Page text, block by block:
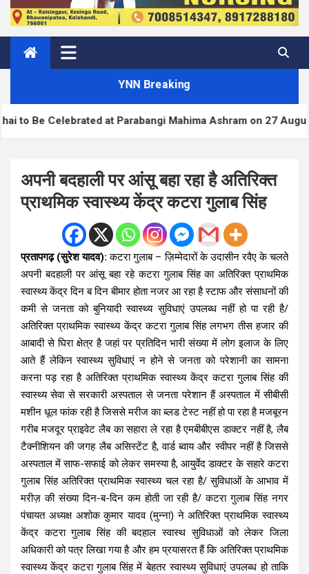
YNN Breaking
at Parabangi Mahima Ashram on 27 August
अपनी बदहाली पर आंसू बहा रहा है अतिरिक्त
प्राथमिक स्वास्थ्य केंद्र कटरा गुलाब सिंह
प्रतापगढ़ (सुरेश यादव): कटरा गुलाब – ज़िम्मेदारों के उदासीन रवैए के चलते
अपनी बदहाली पर आंसू बहा रहे कटरा गुलाब सिंह का अतिरिक्त प्राथमिक
स्वास्थ्य केंद्र दिन ब दिन बीमार होता नजर आ रहा है स्टाफ और संसाधनों की
कमी से जनता को बुनियादी स्वास्थ्य सुविधाएं उपलब्ध नहीं हो पा रही है/
अतिरिक्त प्राथमिक स्वास्थ्य केंद्र कटरा गुलाब सिंह लगभग तीस हजार की
आबादी से घिरा क्षेत्र है जहां पर प्रतिदिन भारी संख्या में लोग इलाज के लिए
आते हैं लेकिन स्वास्थ्य सुविधाएं न होने से जनता को परेशानी का सामना
करना पड़ रहा है अतिरिक्त प्राथमिक स्वास्थ्य केंद्र कटरा गुलाब सिंह की
स्वास्थ्य सेवा से सरकारी अस्पताल से जनता परेशान हैं अस्पताल में सीबीसी
मशीन धूल फांक रही है जिससे मरीज का ब्लड टेस्ट नहीं हो पा रहा है मजबूरन
गरीब मजदूर प्राइवेट लैब का सहारा ले रहा है एमबीबीएस डाक्टर नहीं है, लैब
टैक्नीशियन की जगह लैब असिस्टेंट है, वार्ड ब्वाय और स्वीपर नहीं है जिससे
अस्पताल में साफ-सफाई को लेकर समस्या है, आयुर्वेद डाक्टर के सहारे कटरा
गुलाब सिंह अतिरिक्त प्राथमिक स्वास्थ्य चल रहा है/ सुविधाओं के आभाव में
मरीज़ की संख्या दिन-ब-दिन कम होती जा रही है/ कटरा गुलाब सिंह नगर
पंचायत अध्यक्ष अशोक कुमार यादव (मुन्ना) ने अतिरिक्त प्राथमिक स्वास्थ्य
केंद्र कटरा गुलाब सिंह की बदहाल स्वास्थ सुविधाओं को लेकर जिला
अधिकारी को पत्र लिखा गया है और हम प्रयासरत हैं कि अतिरिक्त प्राथमिक
स्वास्थ्य केंद्र कटरा गुलाब सिंह में बेहतर स्वास्थ्य सुविधाएं उपलब्ध हो ताकि